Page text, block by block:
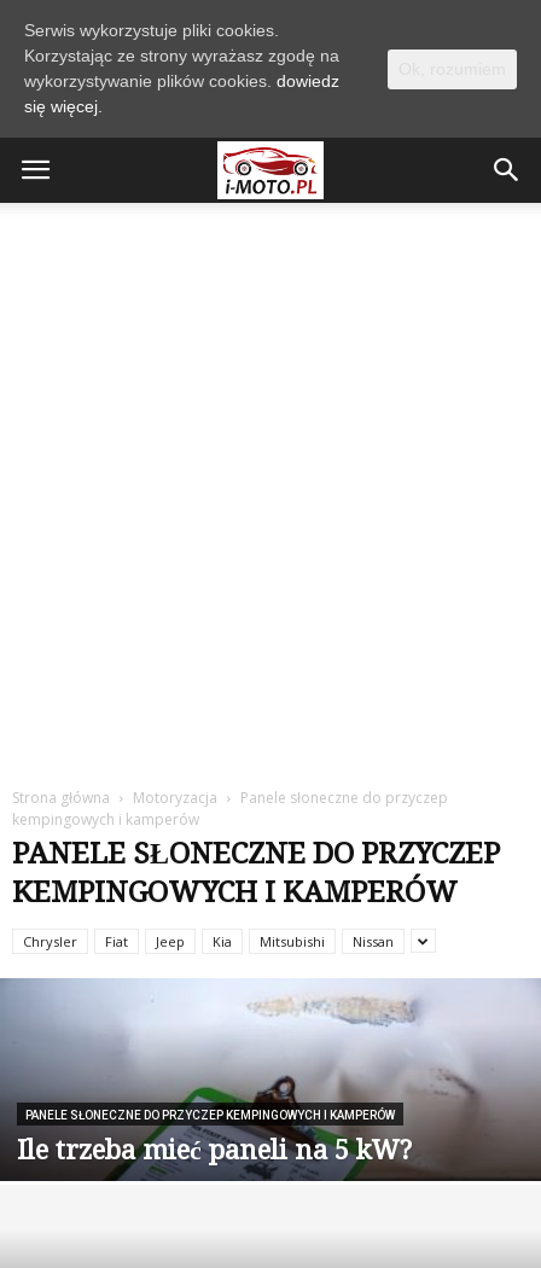
Strona główna Motoryzacja
Panele słoneczne do przyczep
kempingowych i kamperów
PANELE SŁONECZNE DO PRZYCZEP
KEMPINGOWYCH I KAMPERÓW
Chrysler Fiat Jeep Kia Mitsubishi Nissan
PANELE SŁONECZNE DO PRZYCZEP KEMPINGOWYCH I KAMPERÓW
Ile trzeba mieć paneli na 5 kW?
Serwis wykorzystuje pliki cookies.
Korzystając ze strony wyrażasz zgodę na
wykorzystywanie plików cookies. dowiedz
się więcej.